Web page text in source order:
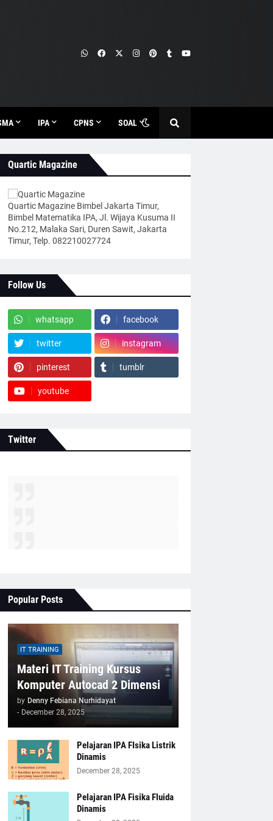
IPA CPNS SOAL
Quartic Magazine
Quartic Magazine Bimbel Jakarta Timur,
Bimbel Matematika IPA, Jl. Wijaya Kusuma II
No.212, Malaka Sari, Duren Sawit, Jakarta
Timur, Telp. 082210027724
Follow Us
whatsapp facebook
twitter instagram
pinterest tumblr
youtube
Twitter
Popular Posts
IT TRAINING
Materi IT Training Kursus
Komputer Autocad 2 Dimensi
by Denny Febiana Nurhidayat
- December 28, 2025
Pelajaran IPA FIsika Listrik
Dinamis
December 28, 2025
Pelajaran IPA Fisika Fluida
Dinamis